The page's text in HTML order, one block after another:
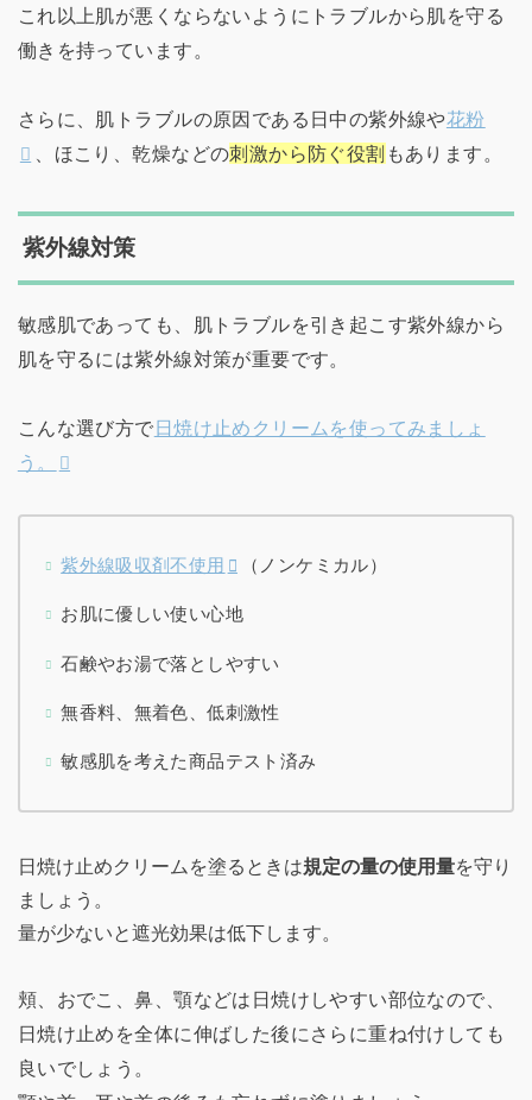
これ以上肌が悪くならないようにトラブルから肌を守る
働きを持っています。
さらに、肌トラブルの原因である日中の紫外線や花粉
、ほこり、乾燥などの刺激から防ぐ役割 もあります。
紫外線対策
敏感肌であっても、肌トラブルを引き起こす紫外線から
肌を守るには紫外線対策が重要です。
こんな選び方で日焼け止めクリームを使ってみましょ
う。
紫外線吸収剤不使用 （ノンケミカル）
お肌に優しい使い心地
石鹸やお湯で落としやすい
無香料、無着色、低刺激性
敏感肌を考えた商品テスト済み
日焼け止めクリームを塗るときは規定の量の使用量を守り
ましょう。
量が少ないと遮光効果は低下します。
頬、おでこ、鼻、顎などは日焼けしやすい部位なので、
日焼け止めを全体に伸ばした後にさらに重ね付けしても
良いでしょう。